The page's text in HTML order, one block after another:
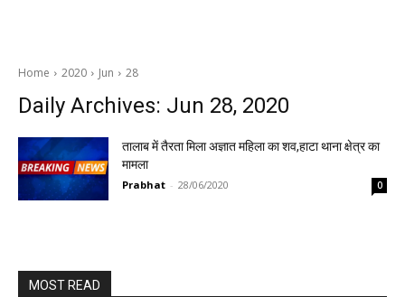
Home 2020 Jun 28
Daily Archives: Jun 28, 2020
तालाब में तैरता मिला अज्ञात महिला का शव,हाटा थाना क्षेत्र का
मामला
Prabhat - 28/06/2020 0
MOST READ